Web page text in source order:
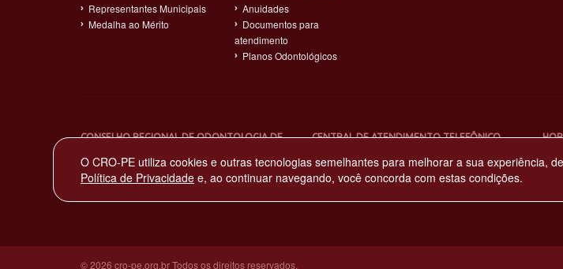
Representantes Municipais
Medalha ao Mérito
Anuidades
Documentos para
atendimento
Planos Odontológicos
CONSELHO REGIONAL DE ODONTOLOGIA DE
Sede: Av. Norte Miguel Arraes de Alencar, 2930
Rosarinho – Recife - PE – CEP: 52041-080
CENTRAL DE ATENDIMENTO TELEFÔNICO
(81) 3194-4900
© 2026 cro-pe.org.br Todos os direitos reservados.
O CRO-PE utiliza cookies e outras tecnologias semelhantes para melhorar a sua experiência,
Política de Privacidadee, ao continuar navegando, você concorda com estas condições.